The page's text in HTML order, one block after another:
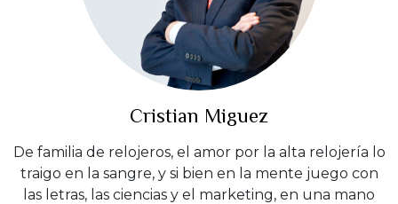
Cristian Miguez
De familia de relojeros, el amor por la alta relojería lo
traigo en la sangre, y si bien en la mente juego con
las letras, las ciencias y el marketing, en una mano